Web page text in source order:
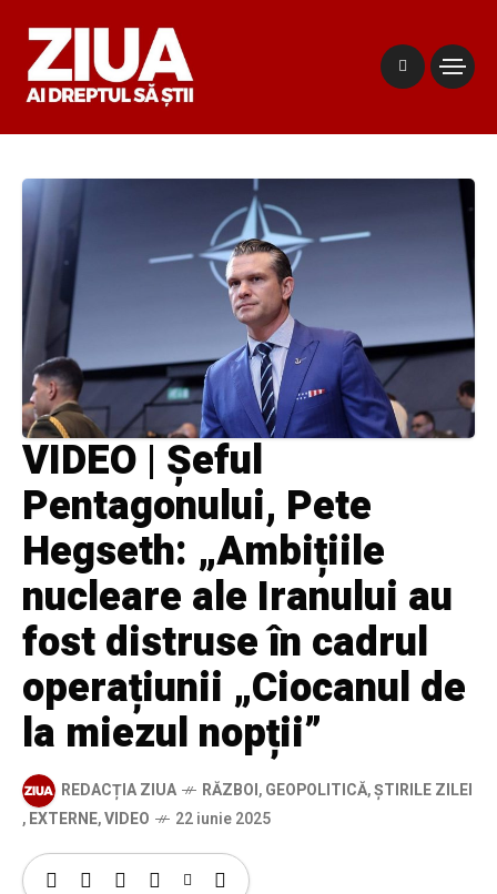
VIDEO | Șeful
Pentagonului, Pete
Hegseth: „Ambițiile
nucleare ale Iranului au
fost distruse în cadrul
operațiunii „Ciocanul de
la miezul nopții”
REDACȚIA ZIUA RĂZBOI,GEOPOLITICĂ,ȘTIRILE ZILEI
,EXTERNE,VIDEO 22 iunie 2025